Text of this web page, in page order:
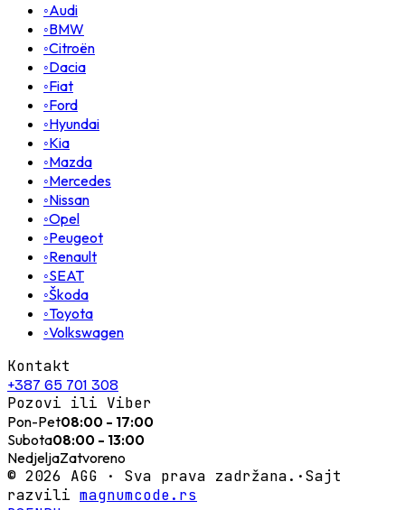
◦Audi
◦BMW
◦Citroën
◦Dacia
◦Fiat
◦Ford
◦Hyundai
◦Kia
◦Mazda
◦Mercedes
◦Nissan
◦Opel
◦Peugeot
◦Renault
◦SEAT
◦Škoda
◦Toyota
◦Volkswagen
Kontakt
+387 65 701 308
Pozovi ili Viber
Pon-Pet08:00 - 17:00
Subota08:00 - 13:00
NedjeljaZatvoreno
© 2026 AGG · Sva prava zadržana. ·Sajt
razvili magnumcode.rs